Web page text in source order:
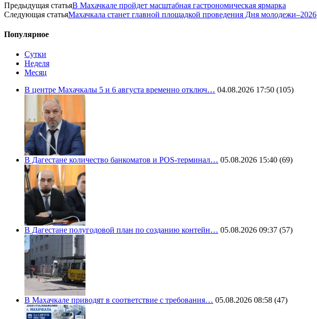
Предыдущая статьяВ Махачкале пройдет масштабная гастрономическая ярмарка
Следующая статьяМахачкала станет главной площадкой проведения Дня молодежи–2026
Популярное
Сутки
Неделя
Месяц
В центре Махачкалы 5 и 6 августа временно отключ… 04.08.2026 17:50 (105)
В Дагестане количество банкоматов и POS-терминал… 05.08.2026 15:40 (69)
В Дагестане полугодовой план по созданию контейн… 05.08.2026 09:37 (57)
В Махачкале приводят в соответствие с требования… 05.08.2026 08:58 (47)